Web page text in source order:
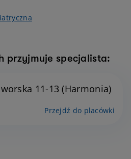
przyjmuje specjalista:
11-13 (Harmonia)
Przejdź do placówki